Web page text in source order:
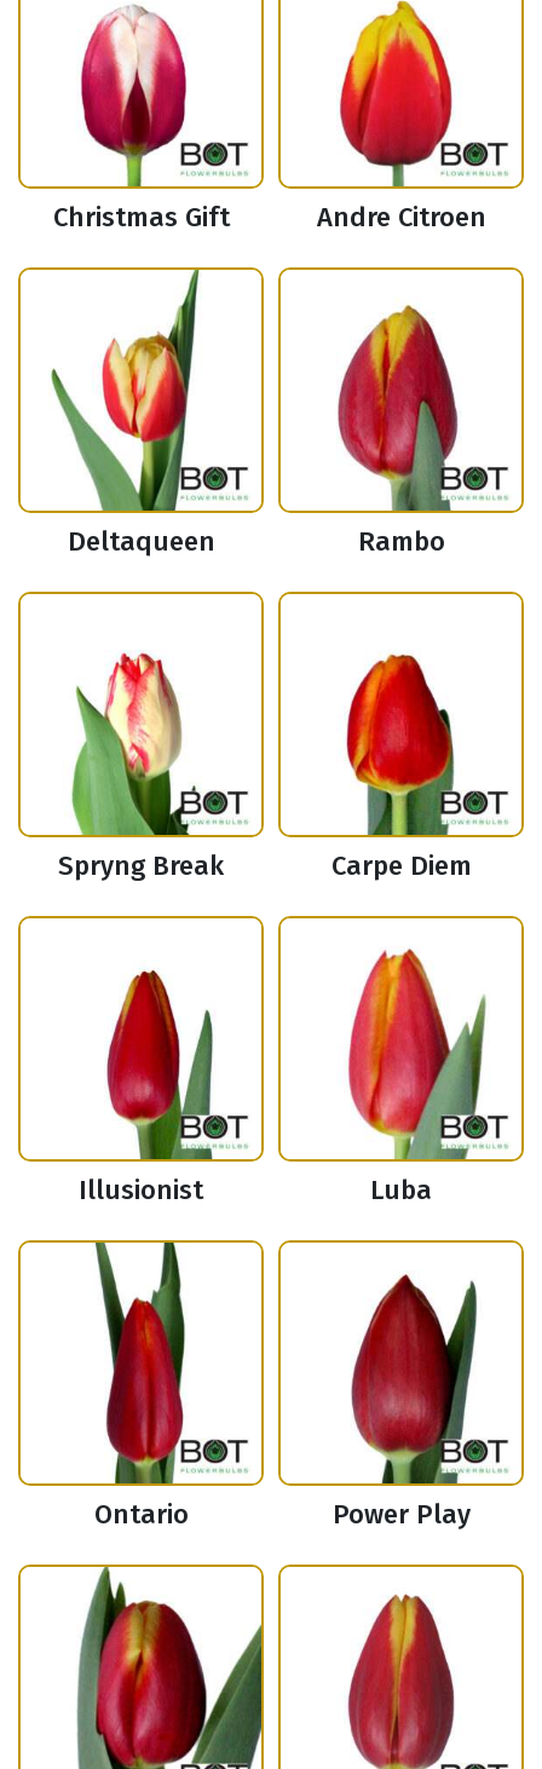
Christmas Gift Andre Citroen
Deltaqueen Rambo
Spryng Break Carpe Diem
Illusionist Luba
Ontario Power Play